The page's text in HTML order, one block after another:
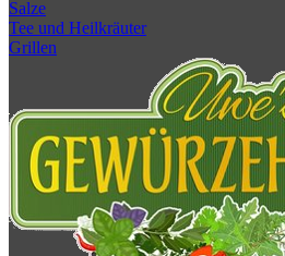
Salze
Tee und Heilkräuter
Grillen